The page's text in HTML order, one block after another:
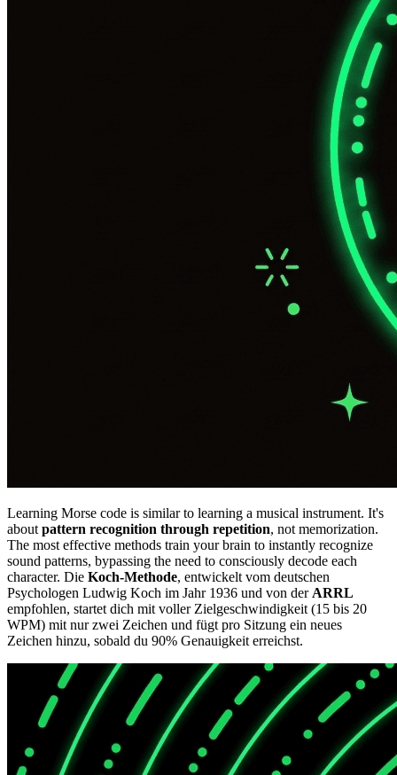
Learning Morse code is similar to learning a musical instrument. It's
about pattern recognition through repetition, not memorization.
The most effective methods train your brain to instantly recognize
sound patterns, bypassing the need to consciously decode each
character. Die Koch-Methode, entwickelt vom deutschen
Psychologen Ludwig Koch im Jahr 1936 und von der ARRL
empfohlen, startet dich mit voller Zielgeschwindigkeit (15 bis 20
WPM) mit nur zwei Zeichen und fügt pro Sitzung ein neues
Zeichen hinzu, sobald du 90% Genauigkeit erreichst.